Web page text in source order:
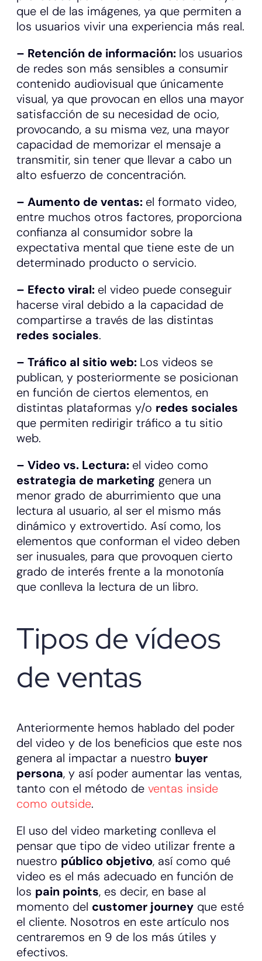
que el de las imágenes, ya que permiten a
los usuarios vivir una experiencia más real.
– Retención de información: los usuarios
de redes son más sensibles a consumir
contenido audiovisual que únicamente
visual, ya que provocan en ellos una mayor
satisfacción de su necesidad de ocio,
provocando, a su misma vez, una mayor
capacidad de memorizar el mensaje a
transmitir, sin tener que llevar a cabo un
alto esfuerzo de concentración.
– Aumento de ventas: el formato video,
entre muchos otros factores, proporciona
confianza al consumidor sobre la
expectativa mental que tiene este de un
determinado producto o servicio.
– Efecto viral: el video puede conseguir
hacerse viral debido a la capacidad de
compartirse a través de las distintas
redes sociales.
– Tráfico al sitio web: Los videos se
publican, y posteriormente se posicionan
en función de ciertos elementos, en
distintas plataformas y/o redes sociales
que permiten redirigir tráfico a tu sitio
web.
– Video vs. Lectura: el video como
estrategia de marketing genera un
menor grado de aburrimiento que una
lectura al usuario, al ser el mismo más
dinámico y extrovertido. Así como, los
elementos que conforman el video deben
ser inusuales, para que provoquen cierto
grado de interés frente a la monotonía
que conlleva la lectura de un libro.
Tipos de vídeos
de ventas
Anteriormente hemos hablado del poder
del video y de los beneficios que este nos
genera al impactar a nuestro buyer
persona, y así poder aumentar las ventas,
tanto con el método de ventas inside
como outside.
El uso del video marketing conlleva el
pensar que tipo de video utilizar frente a
nuestro público objetivo, así como qué
video es el más adecuado en función de
los pain points, es decir, en base al
momento del customer journey que esté
el cliente. Nosotros en este artículo nos
centraremos en 9 de los más útiles y
efectivos.